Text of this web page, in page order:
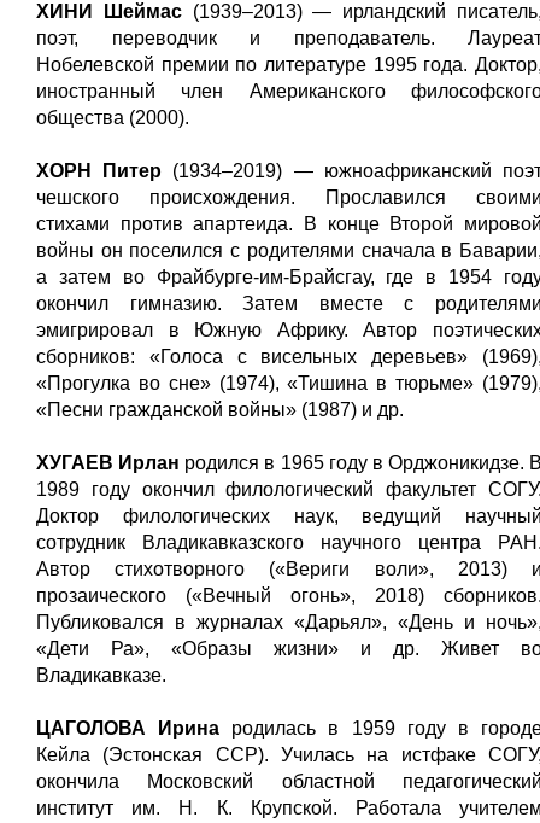
ХИНИ Шеймас (1939–2013) — ирландский
поэт, переводчик и преподаватель.
Нобелевской премии по литературе 1995 года.
иностранный член Американского
общества (2000).
ХОРН Питер (1934–2019) — южноафриканский
чешского происхождения. Прославился
стихами против апартеида. В конце Второй
войны он поселился с родителями сначала в
а затем во Фрайбурге-им-Брайсгау, где в 1954
окончил гимназию. Затем вместе с
эмигрировал в Южную Африку. Автор
сборников: «Голоса с висельных деревьев»
«Прогулка во сне» (1974), «Тишина в тюрьме»
«Песни гражданской войны» (1987) и др.
ХУГАЕВ Ирлан родился в 1965 году в Орджоникидзе.
1989 году окончил филологический факультет
Доктор филологических наук, ведущий
сотрудник Владикавказского научного центра
Автор стихотворного («Вериги воли», 2013)
прозаического («Вечный огонь», 2018)
Публиковался в журналах «Дарьял», «День и
«Дети Ра», «Образы жизни» и др. Живет
Владикавказе.
ЦАГОЛОВА Ирина родилась в 1959 году в
Кейла (Эстонская ССР). Училась на истфаке
окончила Московский областной
институт им. Н. К. Крупской. Работала